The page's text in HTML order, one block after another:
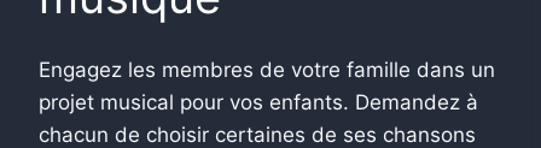
Engagez les membres de votre famille dans un
projet musical pour vos enfants. Demandez à
chacun de choisir certaines de ses chansons